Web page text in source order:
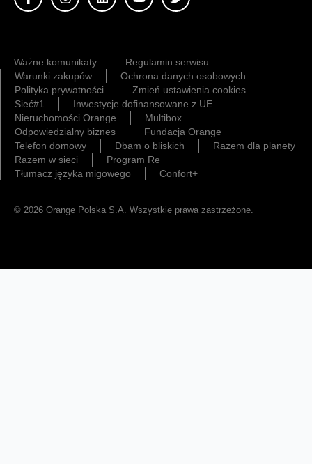
Ważne komunikaty
Regulamin serwisu
Warunki zakupów
Ochrona danych osobowych
Polityka prywatności
Zmień ustawienia cookies
Sieć#1
Inwestycje dofinansowane z UE
Nieruchomości Orange
Multibox
Odpowiedzialny biznes
Fundacja Orange
Telefon domowy
Dbam o bliskich
Razem dla planety
Razem w sieci
Program Re
Tłumacz języka migowego
Confort+
© 2026 Orange Polska S.A. Wszystkie prawa zastrzeżone.